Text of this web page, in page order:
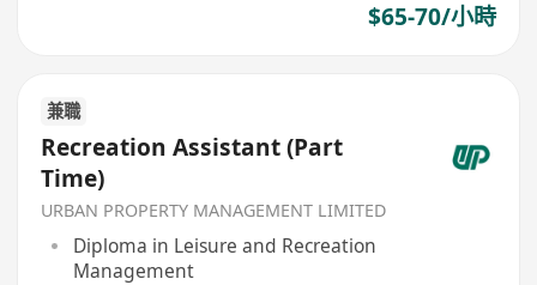
$65-70/小時
兼職
Recreation Assistant (Part
Time)
URBAN PROPERTY MANAGEMENT LIMITED
Diploma in Leisure and Recreation
Management